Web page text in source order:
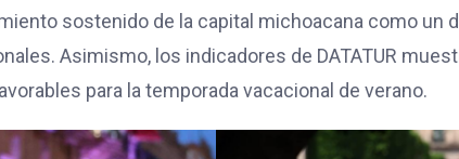
sostenido de la capital michoacana como un
Asimismo, los indicadores de DATATUR
para la temporada vacacional de verano.